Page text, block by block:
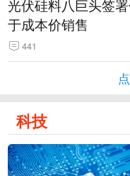
光伏硅料八巨头签
于成本价销售
441
科技